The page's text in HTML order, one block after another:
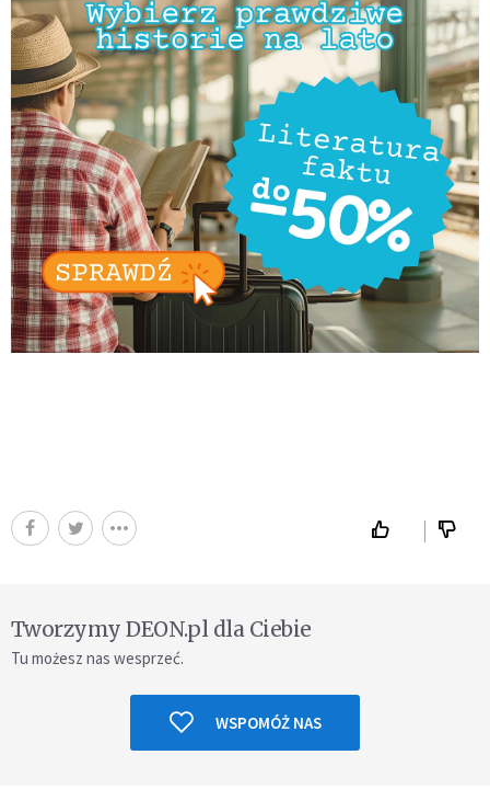
Tworzymy DEON.pl dla Ciebie
Tu możesz nas wesprzeć.
WSPOMÓŻ NAS